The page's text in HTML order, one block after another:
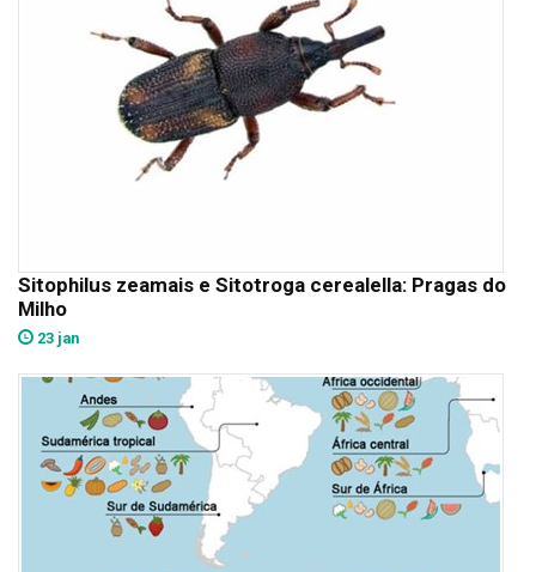
Sitophilus zeamais e Sitotroga cerealella: Pragas do
Milho
23 jan